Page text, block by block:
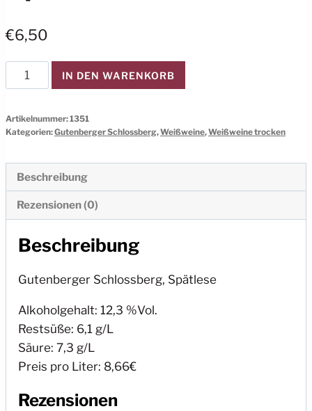
€6,50
2013er
Riesling
trocken
IN DEN WARENKORB
Artikelnummer:1351
Kategorien:Gutenberger Schlossberg,Weißweine,Weißweine trocken
Beschreibung
Rezensionen (0)
Beschreibung
Gutenberger Schlossberg, Spätlese
Alkoholgehalt: 12,3 %Vol.
Restsüße: 6,1 g/L
Säure: 7,3 g/L
Preis pro Liter: 8,66€
Rezensionen